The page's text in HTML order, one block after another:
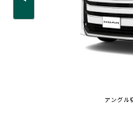
アングル